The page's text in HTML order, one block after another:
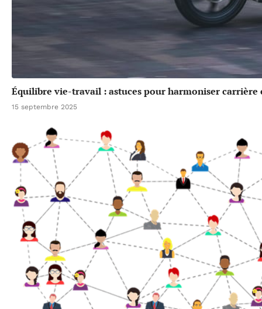
Équilibre vie-travail : astuces pour harmoniser
15 septembre 2025